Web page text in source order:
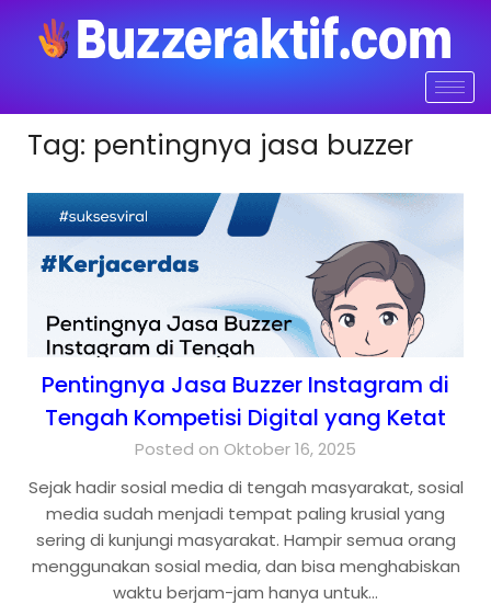
Tag: pentingnya jasa buzzer
Pentingnya Jasa Buzzer Instagram di
Tengah Kompetisi Digital yang Ketat
Posted on Oktober 16, 2025
Sejak hadir sosial media di tengah masyarakat, sosial
media sudah menjadi tempat paling krusial yang
sering di kunjungi masyarakat. Hampir semua orang
menggunakan sosial media, dan bisa menghabiskan
waktu berjam-jam hanya untuk…